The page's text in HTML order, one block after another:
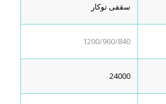
سقفی توکار
1200/960/840
24000